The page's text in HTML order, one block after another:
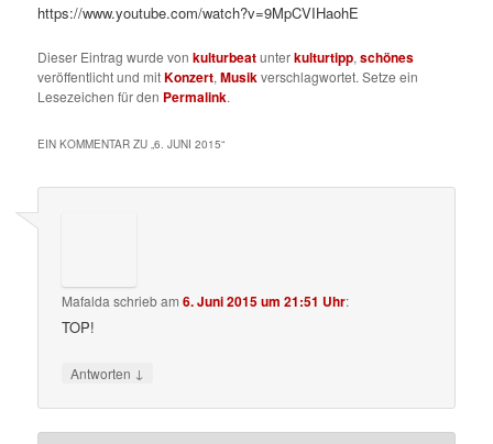
https://www.youtube.com/watch?v=9MpCVIHaohE
Dieser Eintrag wurde vonkulturbeatunterkulturtipp,schönes
veröffentlicht und mitKonzert,Musikverschlagwortet. Setze ein
Lesezeichen für den Permalink.
EIN KOMMENTAR ZU „6. JUNI 2015“
Mafalda schriebam6. Juni 2015 um 21:51 Uhr:
TOP!
Antworten ↓